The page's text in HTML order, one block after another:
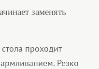
заменять
проходит
Резко